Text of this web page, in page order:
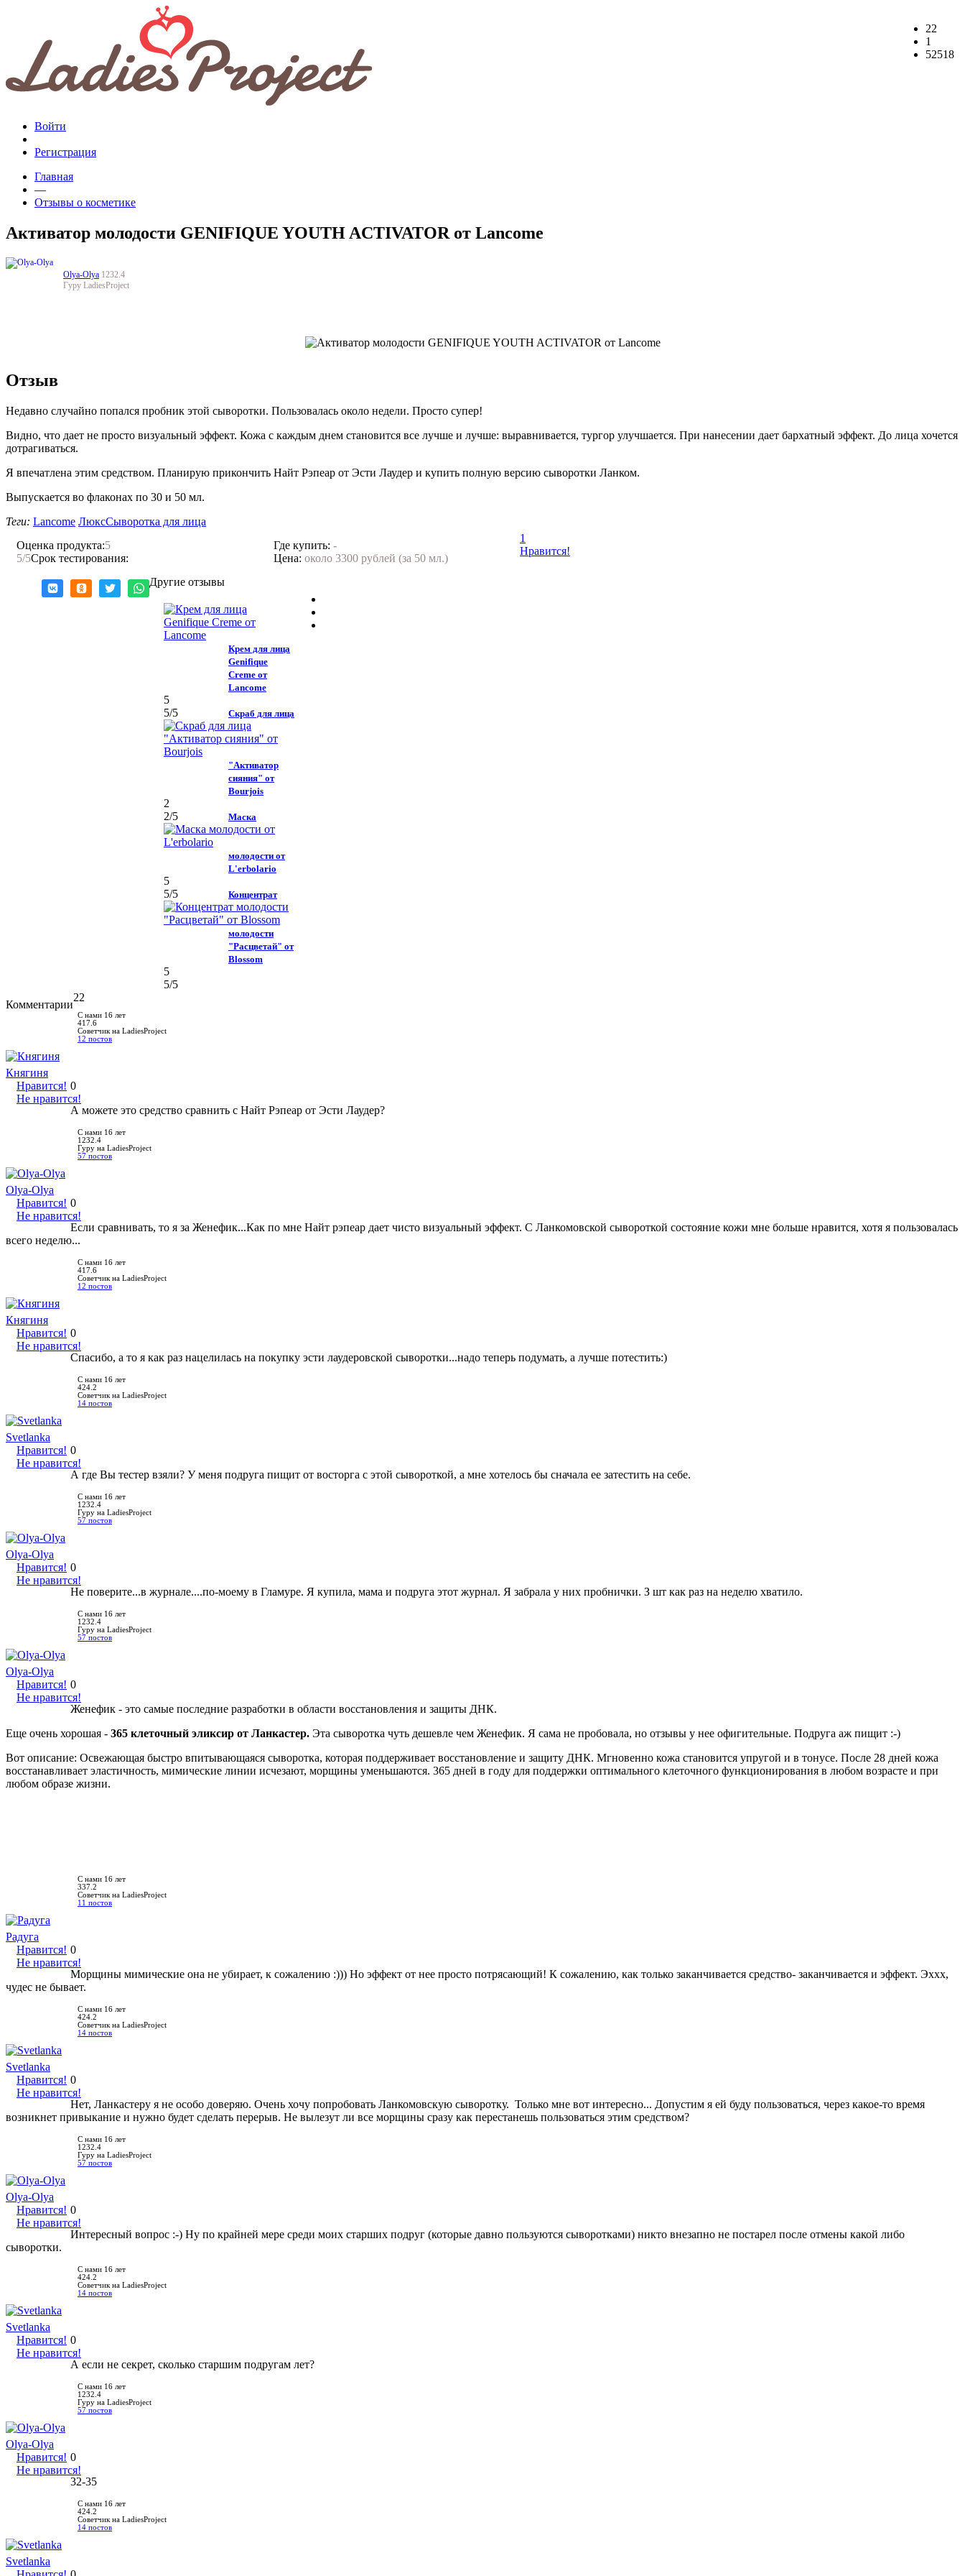
Войти
Регистрация
Главная
—
Отзывы о косметике
Активатор молодости GENIFIQUE YOUTH ACTIVATOR от Lancome
Olya-Olya 1232.4
Гуру LadiesProject
22
1
52518
Отзыв
Недавно случайно попался пробник этой сыворотки. Пользовалась около недели. Просто супер!
Видно, что дает не просто визуальный эффект. Кожа с каждым днем становится все лучше и лучше: выравнивается, тургор улучшается. При нанесении дает бархатный эффект. До лица хочется
дотрагиваться.
Я впечатлена этим средством. Планирую прикончить Найт Рэпеар от Эсти Лаудер и купить полную версию сыворотки Ланком.
Выпускается во флаконах по 30 и 50 мл.
Теги: Lancome ЛюксСыворотка для лица
Оценка продукта:5
5/5Срок тестирования:
Где купить: -
Цена: около 3300 рублей (за 50 мл.)
1
Нравится!
Другие отзывы
Крем для лица
Genifique
Creme от
Lancome
5
5/5 Скраб для лица
"Активатор
сияния" от
Bourjois
2
2/5 Маска
молодости от
L'erbolario
5
5/5 Концентрат
молодости
"Расцветай" от
Blossom
5
5/5
Комментарии
22
С нами 16 лет
417.6
Советчик на LadiesProject
12 постов
Княгиня
Нравится!
Не нравится!
0
А можете это средство сравнить с Найт Рэпеар от Эсти Лаудер?
С нами 16 лет
1232.4
Гуру на LadiesProject
57 постов
Olya-Olya
Нравится!
Не нравится!
0
Если сравнивать, то я за Женефик...Как по мне Найт рэпеар дает чисто визуальный эффект. С Ланкомовской сывороткой состояние кожи мне больше нравится, хотя я пользовалась
всего неделю...
С нами 16 лет
417.6
Советчик на LadiesProject
12 постов
Княгиня
Нравится!
Не нравится!
0
Спасибо, а то я как раз нацелилась на покупку эсти лаудеровской сыворотки...надо теперь подумать, а лучше потестить:)
С нами 16 лет
424.2
Советчик на LadiesProject
14 постов
Svetlanka
Нравится!
Не нравится!
0
А где Вы тестер взяли? У меня подруга пищит от восторга с этой сывороткой, а мне хотелось бы сначала ее затестить на себе.
С нами 16 лет
1232.4
Гуру на LadiesProject
57 постов
Olya-Olya
Нравится!
Не нравится!
0
Не поверите...в журнале....по-моему в Гламуре. Я купила, мама и подруга этот журнал. Я забрала у них пробнички. З шт как раз на неделю хватило.
С нами 16 лет
1232.4
Гуру на LadiesProject
57 постов
Olya-Olya
Нравится!
Не нравится!
0
Женефик - это самые последние разработки в области восстановления и защиты ДНК.
Еще очень хорошая - 365 клеточный эликсир от Ланкастер. Эта сыворотка чуть дешевле чем Женефик. Я сама не пробовала, но отзывы у нее офигительные. Подруга аж пищит :-)
Вот описание: Освежающая быстро впитывающаяся сыворотка, которая поддерживает восстановление и защиту ДНК. Мгновенно кожа становится упругой и в тонусе. После 28 дней кожа
восстанавливает эластичность, мимические линии исчезают, морщины уменьшаются. 365 дней в году для поддержки оптимального клеточного функционирования в любом возрасте и при
любом образе жизни.
С нами 16 лет
337.2
Советчик на LadiesProject
11 постов
Радуга
Нравится!
Не нравится!
0
Морщины мимические она не убирает, к сожалению :))) Но эффект от нее просто потрясающий! К сожалению, как только заканчивается средство- заканчивается и эффект. Эххх,
чудес не бывает.
С нами 16 лет
424.2
Советчик на LadiesProject
14 постов
Svetlanka
Нравится!
Не нравится!
0
Нет, Ланкастеру я не особо доверяю. Очень хочу попробовать Ланкомовскую сыворотку. Только мне вот интересно... Допустим я ей буду пользоваться, через какое-то время
возникнет привыкание и нужно будет сделать перерыв. Не вылезут ли все морщины сразу как перестанешь пользоваться этим средством?
С нами 16 лет
1232.4
Гуру на LadiesProject
57 постов
Olya-Olya
Нравится!
Не нравится!
0
Интересный вопрос :-) Ну по крайней мере среди моих старших подруг (которые давно пользуются сыворотками) никто внезапно не постарел после отмены какой либо
сыворотки.
С нами 16 лет
424.2
Советчик на LadiesProject
14 постов
Svetlanka
Нравится!
Не нравится!
0
А если не секрет, сколько старшим подругам лет?
С нами 16 лет
1232.4
Гуру на LadiesProject
57 постов
Olya-Olya
Нравится!
Не нравится!
0
32-35
С нами 16 лет
424.2
Советчик на LadiesProject
14 постов
Svetlanka